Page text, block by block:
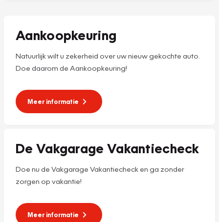
Aankoopkeuring
Natuurlijk wilt u zekerheid over uw nieuw gekochte auto.
Doe daarom de Aankoopkeuring!
Meer informatie
De Vakgarage Vakantiecheck
Doe nu de Vakgarage Vakantiecheck en ga zonder
zorgen op vakantie!
Meer informatie